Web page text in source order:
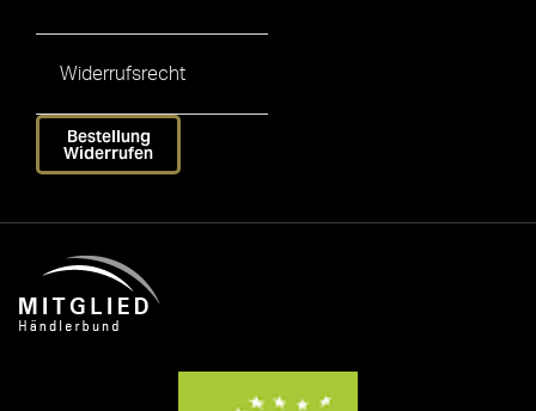
Widerrufsrecht
Bestellung
Widerrufen